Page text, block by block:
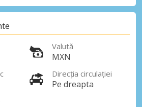
Valută
MXN
Direcția circulației
Pe dreapta